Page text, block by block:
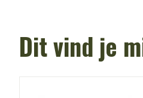
Dit vind je